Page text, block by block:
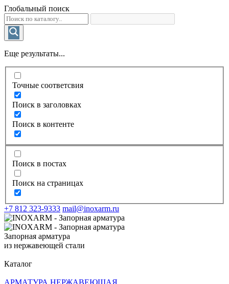
Глобальный поиск
Еще результаты...
Точные соответсвия
Поиск в заголовках
Поиск в контенте
Поиск в постах
Поиск на страницах
+7 812 323-9333 mail@inoxarm.ru
Запорная арматура
из нержавеющей стали
Каталог